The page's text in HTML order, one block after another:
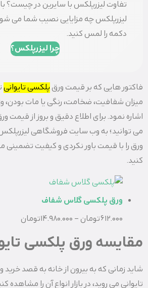
تفاوت لیزرپلکس با سایرین در چیست؟ با
لیزرپلکس چه مزایایی نصیب شما می
دکمه را لمس کنید.
چرا لیزرپلکس؟
فاکتور هایی که بر قیمت ورق پلکسی تایوانی
میزان شفافیت، ضخامت، رنگی یا مات بودن،
اشاره نمود. برای اطلاع دقیق و بروز از قیمت
می توانید؛ به وب سایت فروشگاهی لیزرپلکس
ورق را با قیمت باور نکردی و کیفیت تضمینی
کنید.
ورق پلکسی گلاس شفاف
612.000تومان –
14.980.000تومان
مقایسه ورق پلکسی
شاید زمانی که به بیرون از خانه به قصد
تایوانی می روید، در بازار انواع آن را مشاهده